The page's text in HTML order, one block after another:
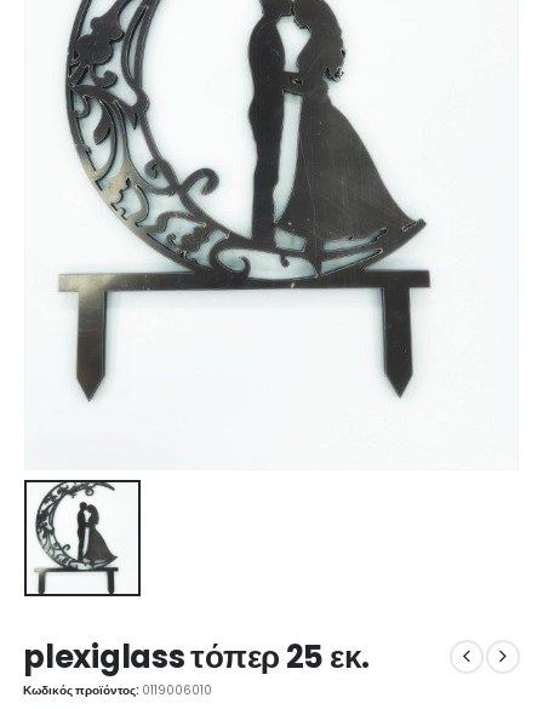
plexiglass τόπερ 25 εκ.
Κωδικός προϊόντος: 0119006010